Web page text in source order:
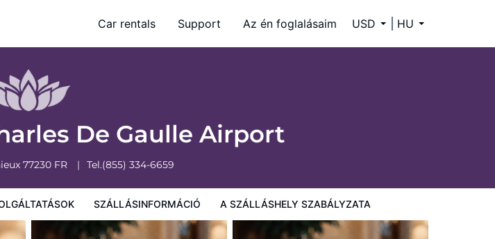
Car rentals Support Az én foglalásaim USD HU
De Gaulle Airport
77230 FR Tel.(855) 334-6659
SZÁLLÁSINFORMÁCIÓ A SZÁLLÁSHELY SZABÁLYZATA
A szálláshely szabályzata